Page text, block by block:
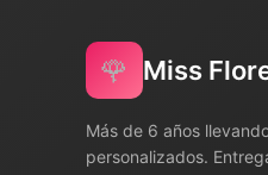
🌹 Miss
Más de 6 años
personalizados.